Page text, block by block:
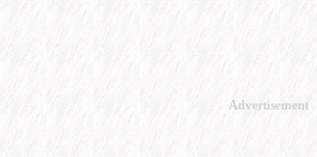
Advertisement